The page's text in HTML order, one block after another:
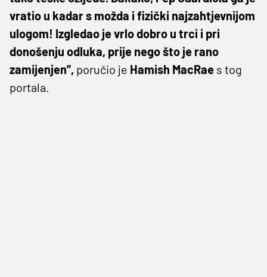
vratio u kadar s možda i fizički najzahtjevnijom
ulogom! Izgledao je vrlo dobro u trci i pri
donošenju odluka, prije nego što je rano
zamijenjen”, poručio je Hamish MacRae s tog
portala.